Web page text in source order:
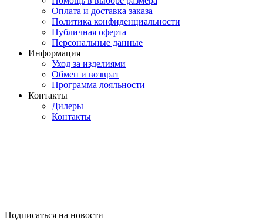
Оплата и доставка заказа
Политика конфиденциальности
Публичная оферта
Персональные данные
Информация
Уход за изделиями
Обмен и возврат
Программа лояльности
Контакты
Дилеры
Контакты
Подписаться на новости